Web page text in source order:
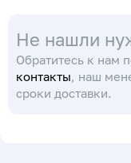
Не нашли
Обратитесь к нам
контакты, наш
сроки доставки.